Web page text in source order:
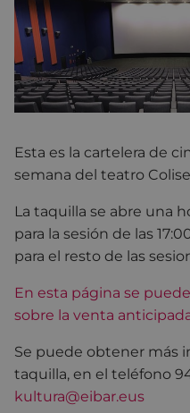
Esta es la cartelera de
semana del teatro
La taquilla se abre una
para la sesión de las
para el resto de las
En esta página se
sobre la venta
Se puede obtener más
taquilla, en el teléfono
kultura@eibar.eus